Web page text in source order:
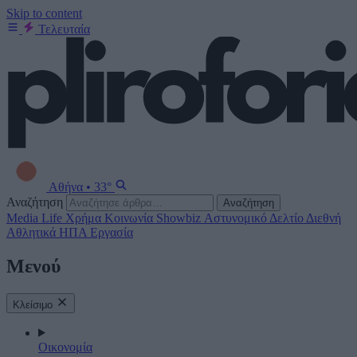
Skip to content
Τελευταία
Αθήνα • 33°
Αναζήτηση
Αναζήτηση
Media Life Χρήμα Κοινωνία Showbiz Αστυνομικό Δελτίο Διεθνή
Αθλητικά ΗΠΑ Εργασία
Μενού
Κλείσιμο
Οικονομία